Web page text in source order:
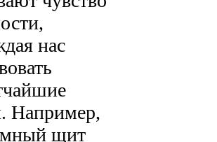
нас
Например,
щит